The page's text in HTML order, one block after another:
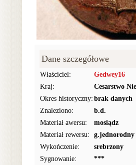
Dane szczegółowe
Właściciel:
Gedwey16
Kraj:
Cesarstwo
Okres historyczny: brak danych
Znaleziono:
b.d.
Materiał awersu:
mosiądz
Materiał rewersu:
g.jednorodny
Wykończenie:
srebrzony
Sygnowanie:
***